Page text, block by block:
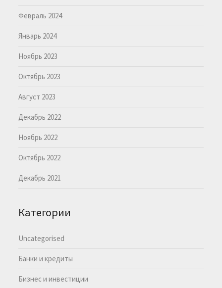
Февраль 2024
Январь 2024
Ноябрь 2023
Октябрь 2023
Август 2023
Декабрь 2022
Ноябрь 2022
Октябрь 2022
Декабрь 2021
Категории
Uncategorised
Банки и кредиты
Бизнес и инвестиции